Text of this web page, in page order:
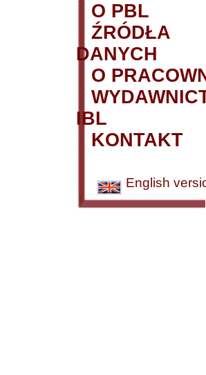
O PBL
ŹRÓDŁA
DANYCH
O
IBL
KONTAKT
English